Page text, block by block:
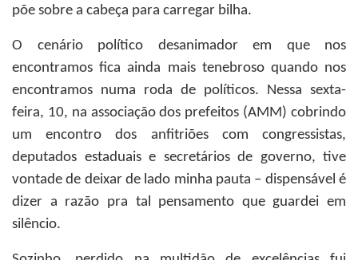
põe sobre a cabeça para carregar bilha.
O cenário político desanimador em que nos
encontramos fica ainda mais tenebroso quando nos
encontramos numa roda de políticos. Nessa sexta-
feira, 10, na associação dos prefeitos (AMM) cobrindo
um encontro dos anfitriões com congressistas,
deputados estaduais e secretários de governo, tive
vontade de deixar de lado minha pauta – dispensável é
dizer a razão pra tal pensamento que guardei em
silêncio.